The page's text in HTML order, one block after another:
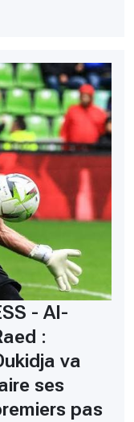
- Al-
:
va
ses
pas